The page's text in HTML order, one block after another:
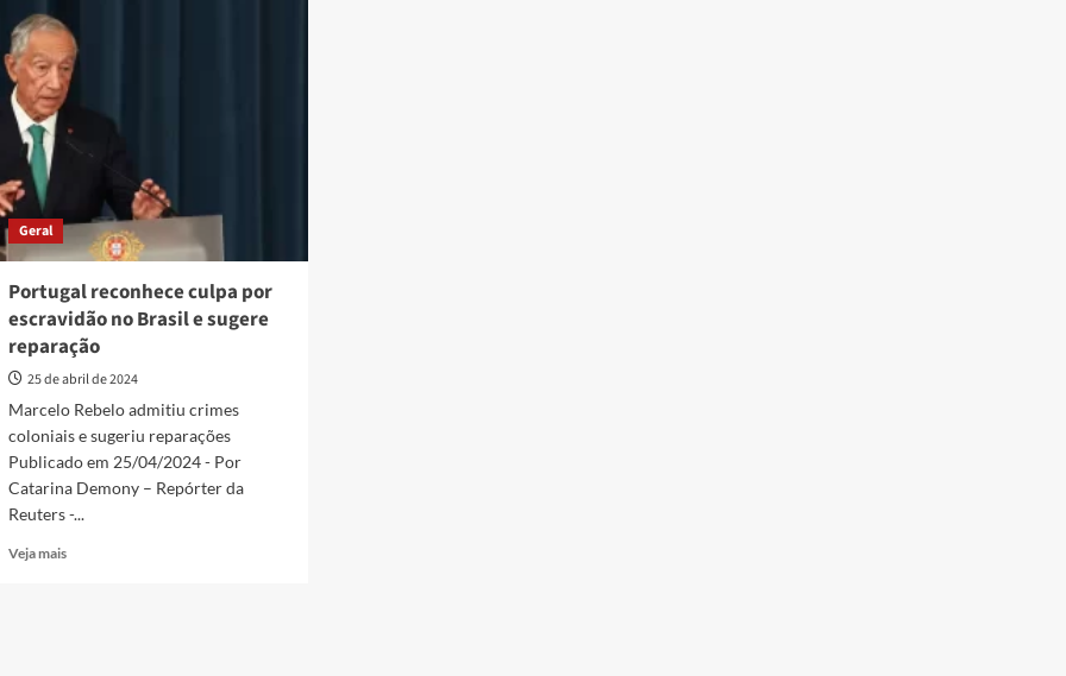
Geral
Portugal reconhece culpa por
escravidão no Brasil e sugere
reparação
25 de abril de 2024
Marcelo Rebelo admitiu crimes
coloniais e sugeriu reparações
Publicado em 25/04/2024 - Por
Catarina Demony – Repórter da
Reuters -...
Veja maisRead